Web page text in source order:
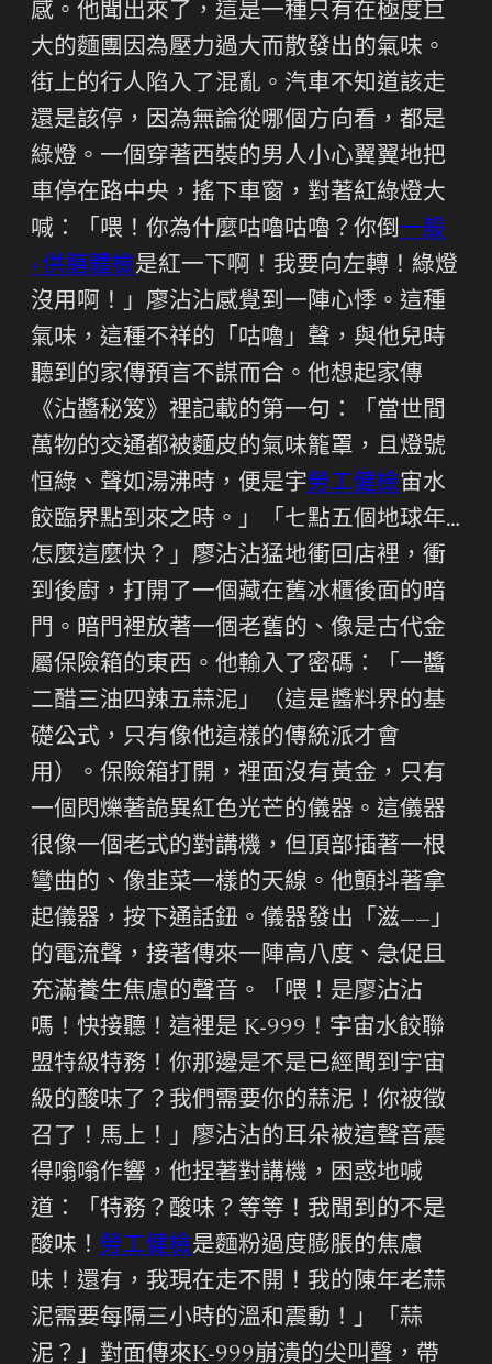
感。他聞出來了，這是一種只有在極度巨
大的麵團因為壓力過大而散發出的氣味。
街上的行人陷入了混亂。汽車不知道該走
還是該停，因為無論從哪個方向看，都是
綠燈。一個穿著西裝的男人小心翼翼地把
車停在路中央，搖下車窗，對著紅綠燈大
喊：「喂！你為什麼咕嚕咕嚕？你倒一般
+供膳體檢是紅一下啊！我要向左轉！綠燈
沒用啊！」廖沾沾感覺到一陣心悸。這種
氣味，這種不祥的「咕嚕」聲，與他兒時
聽到的家傳預言不謀而合。他想起家傳
《沾醬秘笈》裡記載的第一句：「當世間
萬物的交通都被麵皮的氣味籠罩，且燈號
恒綠、聲如湯沸時，便是宇勞工健檢宙水
餃臨界點到來之時。」「七點五個地球年…
怎麼這麼快？」廖沾沾猛地衝回店裡，衝
到後廚，打開了一個藏在舊冰櫃後面的暗
門。暗門裡放著一個老舊的、像是古代金
屬保險箱的東西。他輸入了密碼：「一醬
二醋三油四辣五蒜泥」（這是醬料界的基
礎公式，只有像他這樣的傳統派才會
用）。保險箱打開，裡面沒有黃金，只有
一個閃爍著詭異紅色光芒的儀器。這儀器
很像一個老式的對講機，但頂部插著一根
彎曲的、像韭菜一樣的天線。他顫抖著拿
起儀器，按下通話鈕。儀器發出「滋——」
的電流聲，接著傳來一陣高八度、急促且
充滿養生焦慮的聲音。「喂！是廖沾沾
嗎！快接聽！這裡是 K-999！宇宙水餃聯
盟特級特務！你那邊是不是已經聞到宇宙
級的酸味了？我們需要你的蒜泥！你被徵
召了！馬上！」廖沾沾的耳朵被這聲音震
得嗡嗡作響，他捏著對講機，困惑地喊
道：「特務？酸味？等等！我聞到的不是
酸味！ 勞工健檢是麵粉過度膨脹的焦慮
味！還有，我現在走不開！我的陳年老蒜
泥需要每隔三小時的溫和震動！」「蒜
泥？」對面傳來K-999崩潰的尖叫聲，帶